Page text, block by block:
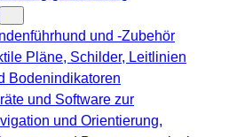
und -Zubehör
Pläne, Schilder, Leitlinien
Bodenindikatoren
und Software zur
und Orientierung,